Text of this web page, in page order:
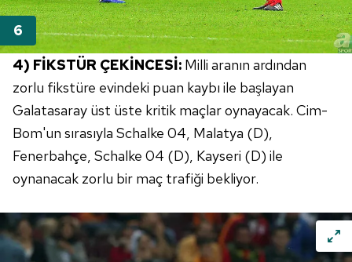
4) FİKSTÜR ÇEKİNCESİ: Milli aranın ardından
zorlu fikstüre evindeki puan kaybı ile başlayan
Galatasaray üst üste kritik maçlar oynayacak. Cim-
Bom'un sırasıyla Schalke 04, Malatya (D),
Fenerbahçe, Schalke 04 (D), Kayseri (D) ile
oynanacak zorlu bir maç trafiği bekliyor.